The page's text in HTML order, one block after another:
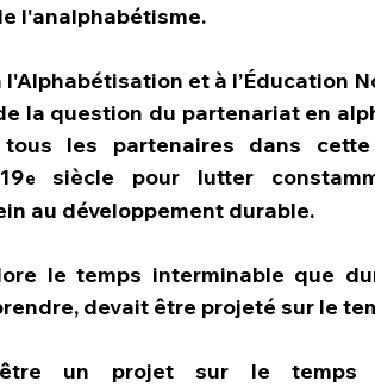
l'analphabétisme.
et à l’Éducation
la question du partenariat en
les partenaires dans
e
siècle pour lutter
au développement durable.
le temps interminable que
devait être projeté sur le
être un projet sur le temps